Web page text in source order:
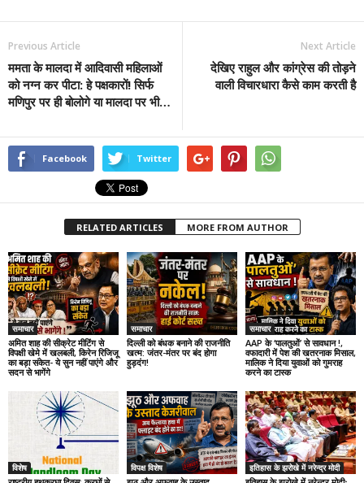
Previous Article
ममता के मालदा में आदिवासी महिलाओं
को नग्न कर पीटा: हे पक्षकारों! सिर्फ
मणिपुर पर ही बोलोगे या मालदा पर भी…
Next Article
देखिए राहुल और कांग्रेस की तोड़ने
वाली विचारधारा कैसे काम करती है
Facebook Twitter
RELATED ARTICLES MORE FROM AUTHOR
समाचार
अमित शाह की सीक्रेट मीटिंग से
विपक्षी खेमे में खलबली, किरेन रिजिजू
का बड़ा संकेत- ये सुन नहीं पाएंगे और
सदन से भागेंगे
समाचार
दिल्ली को बंधक बनाने की राजनीति
खत्म: जंतर-मंतर पर बंद होगा
हुड़दंग!
समाचार
AAP के ‘पालतुओं’ से सावधान !,
वफादारी में पेश की खतरनाक मिसाल,
मालिक ने दिया युवाओं को गुमराह
करने का टास्क
विशेष विपक्ष विशेष इतिहास के झरोखे में नरेन्द्र मोदी